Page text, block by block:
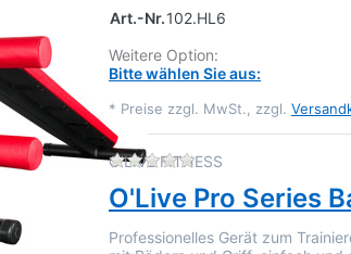
Art.-Nr.102.HL6
Weitere Option:
Bitte wählen Sie aus:
* Preise zzgl. MwSt., zzgl.
O'LIVE FITNESSZu diesem Produkt
O'Live Pro Series
Professionelles Gerät zum